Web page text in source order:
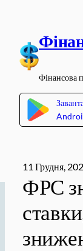
вмісту
Фінансова
11 Грудня,
ФРС